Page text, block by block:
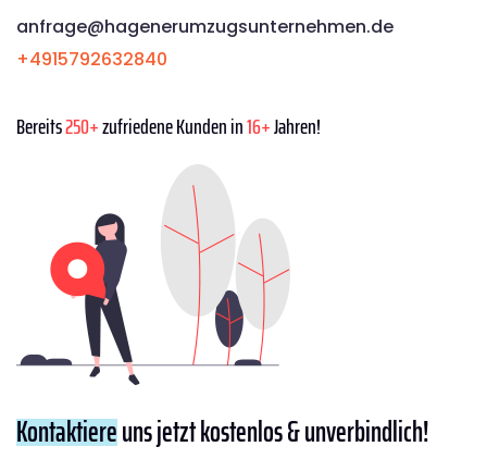
anfrage@hagenerumzugsunternehmen.de
+4915792632840
Bereits250+zufriedene Kunden in16+Jahren!
Kontaktiereuns jetzt kostenlos & unverbindlich!